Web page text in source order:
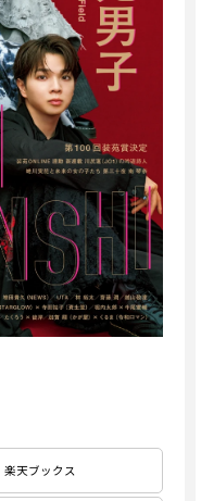
楽天ブックス